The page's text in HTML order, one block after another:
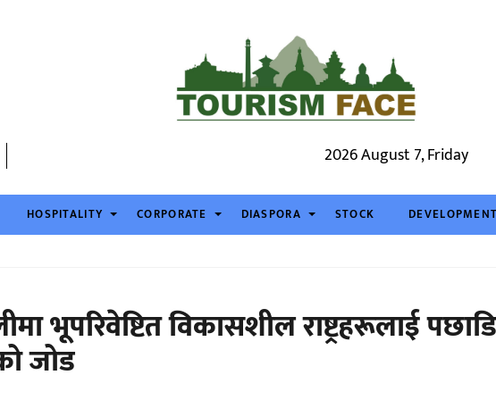
2026 August 7, Friday
HOSPITALITY CORPORATE DIASPORA STOCK DEVELOPMENT
भूपरिवेष्टित विकासशील राष्ट्रहरूलाई पछाडि
जोड